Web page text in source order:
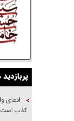
ادعای
کذب است